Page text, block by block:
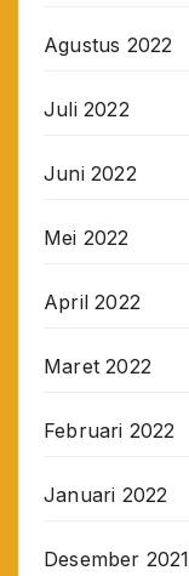
Agustus 2022
Juli 2022
Juni 2022
Mei 2022
April 2022
Maret 2022
Februari 2022
Januari 2022
Desember 2021